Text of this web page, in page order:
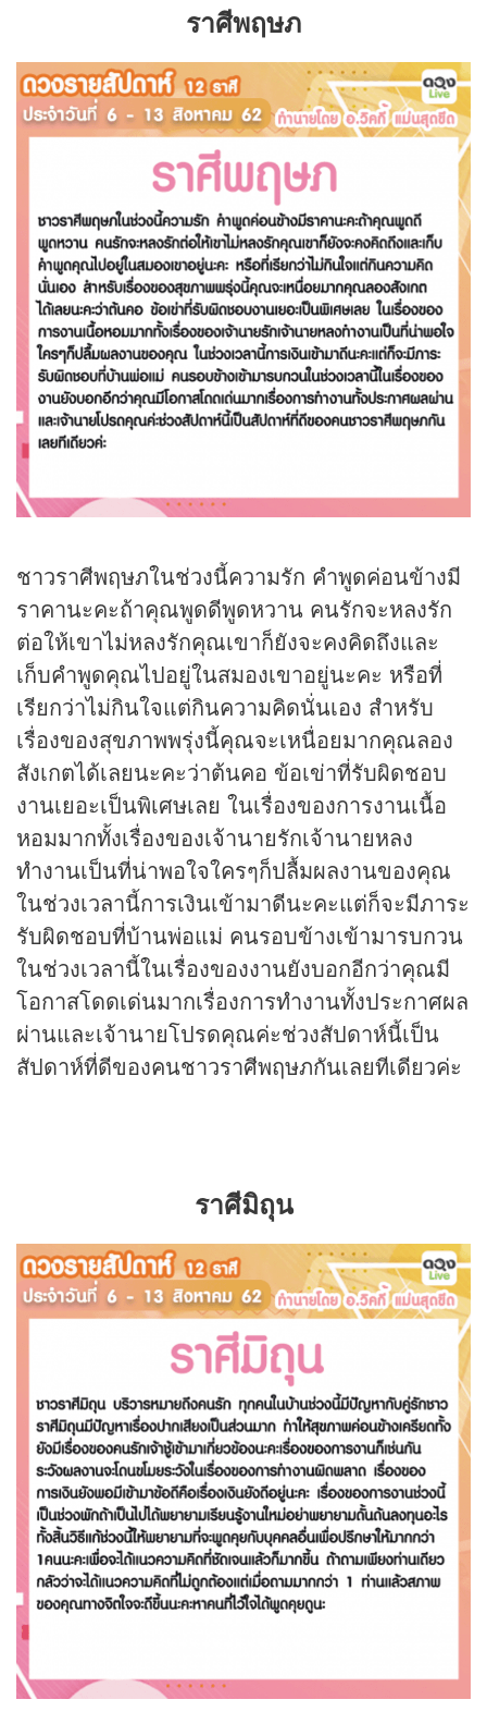
ราศีพฤษภ
ชาวราศีพฤษภในช่วงนี้ความรัก คำพูดค่อนข้างมี
ราคานะคะถ้าคุณพูดดีพูดหวาน คนรักจะหลงรัก
ต่อให้เขาไม่หลงรักคุณเขาก็ยังจะคงคิดถึงและ
เก็บคำพูดคุณไปอยู่ในสมองเขาอยู่นะคะ หรือที่
เรียกว่าไม่กินใจแต่กินความคิดนั่นเอง สำหรับ
เรื่องของสุขภาพพรุ่งนี้คุณจะเหนื่อยมากคุณลอง
สังเกตได้เลยนะคะว่าต้นคอ ข้อเข่าที่รับผิดชอบ
งานเยอะเป็นพิเศษเลย ในเรื่องของการงานเนื้อ
หอมมากทั้งเรื่องของเจ้านายรักเจ้านายหลง
ทำงานเป็นที่น่าพอใจใครๆก็ปลื้มผลงานของคุณ
ในช่วงเวลานี้การเงินเข้ามาดีนะคะแต่ก็จะมีภาระ
รับผิดชอบที่บ้านพ่อแม่ คนรอบข้างเข้ามารบกวน
ในช่วงเวลานี้ในเรื่องของงานยังบอกอีกว่าคุณมี
โอกาสโดดเด่นมากเรื่องการทำงานทั้งประกาศผล
ผ่านและเจ้านายโปรดคุณค่ะช่วงสัปดาห์นี้เป็น
สัปดาห์ที่ดีของคนชาวราศีพฤษภกันเลยทีเดียวค่ะ
ราศีมิถุน